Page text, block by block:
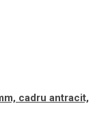
cadru antracit,